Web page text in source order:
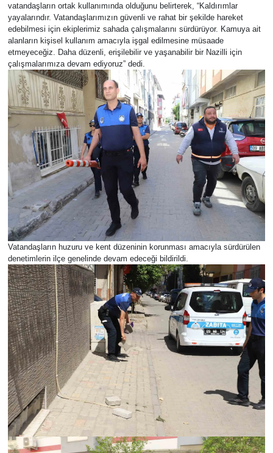
vatandaşların ortak kullanımında olduğunu belirterek, “Kaldırımlar
yayalarındır. Vatandaşlarımızın güvenli ve rahat bir şekilde hareket
edebilmesi için ekiplerimiz sahada çalışmalarını sürdürüyor. Kamuya ait
alanların kişisel kullanım amacıyla işgal edilmesine müsaade
etmeyeceğiz. Daha düzenli, erişilebilir ve yaşanabilir bir Nazilli için
çalışmalarımıza devam ediyoruz” dedi.
Vatandaşların huzuru ve kent düzeninin korunması amacıyla sürdürülen
denetimlerin ilçe genelinde devam edeceği bildirildi.